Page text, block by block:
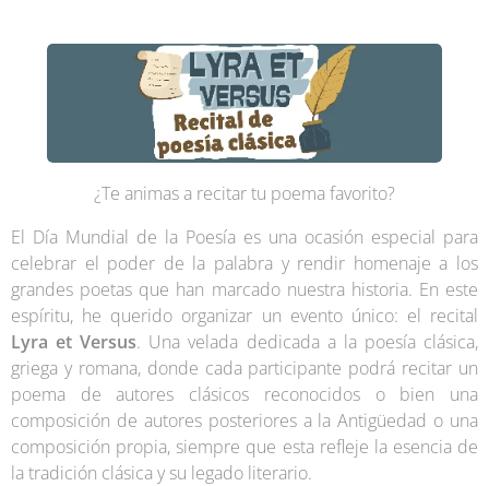
¿Te animas a recitar tu poema favorito?
El Día Mundial de la Poesía es una ocasión especial para
celebrar el poder de la palabra y rendir homenaje a los
grandes poetas que han marcado nuestra historia. En este
espíritu, he querido organizar un evento único: el recital
Lyra et Versus. Una velada dedicada a la poesía clásica,
griega y romana, donde cada participante podrá recitar un
poema de autores clásicos reconocidos o bien una
composición de autores posteriores a la Antigüedad o una
composición propia, siempre que esta refleje la esencia de
la tradición clásica y su legado literario.